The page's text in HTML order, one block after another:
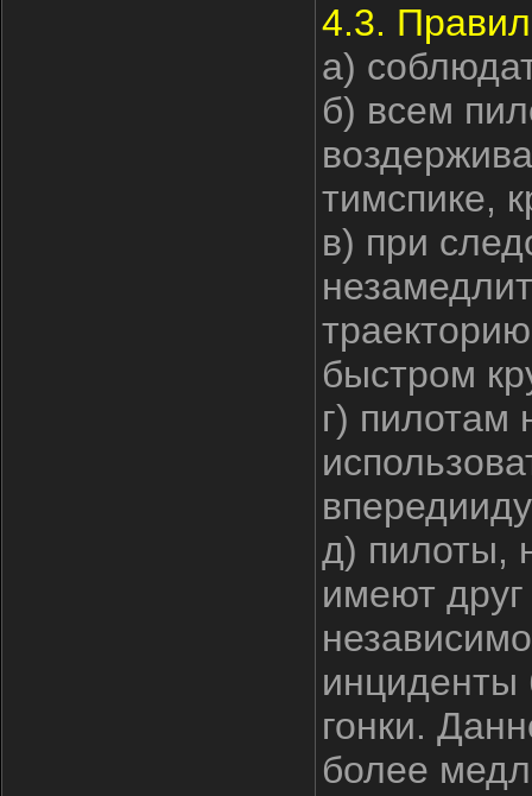
4.3.
а)
б) всем
тимспике,
в) при
быстром
г) пилотам
д) пилоты,
имеют
инциденты
гонки.
более